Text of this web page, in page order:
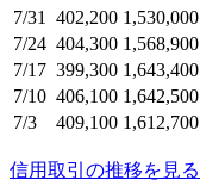
7/31
402,200 1,530,000
7/24 404,300 1,568,900
7/17 399,300 1,643,400
7/10 406,100 1,642,500
7/3
409,100 1,612,700
信用取引の推移を見る